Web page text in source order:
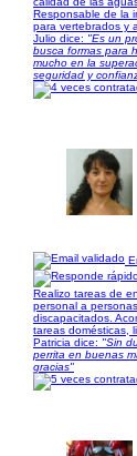
Responsable de la
para vertebrados y
Julio dice: "Es un
busca formas para
mucho en la
seguridad y
Realizo tareas de
personal a
discapacitados.
tareas domésticas,
Patricia dice: "Sin
perrita en buenas
gracias"